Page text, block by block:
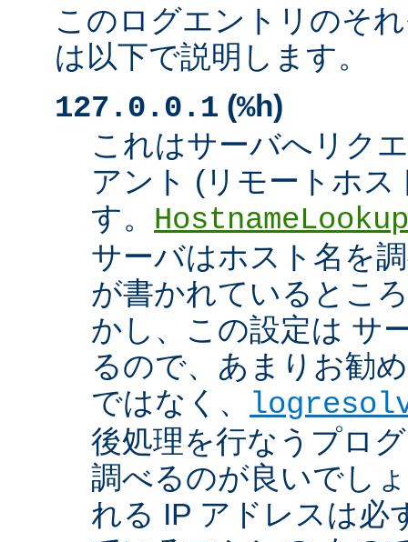
このログエントリのそ
は以下で説明します。
127.0.0.1 (%h)
これはサーバへリク
アント (リモートホ
す。
サーバはホスト名を
が書かれているとこ
かし、この設定は サ
るので、あまりお勧
ではなく、
後処理を行なうプロ
調べるのが良いでし
れる IP アドレスは必